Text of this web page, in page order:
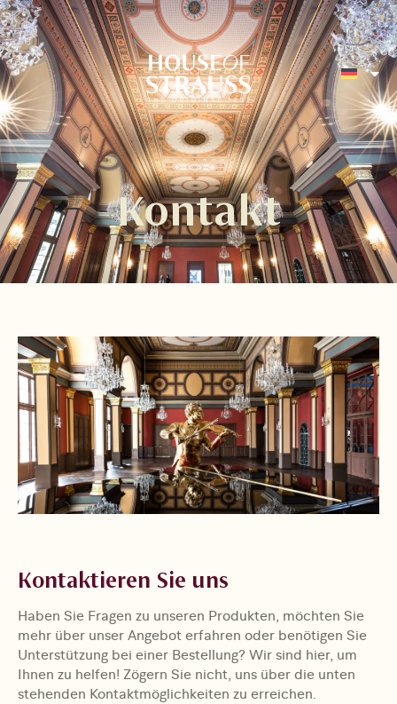
Kontakt
Kontaktieren Sie uns
Haben Sie Fragen zu unseren Produkten, möchten Sie
mehr über unser Angebot erfahren oder benötigen Sie
Unterstützung bei einer Bestellung? Wir sind hier, um
Ihnen zu helfen! Zögern Sie nicht, uns über die unten
stehenden Kontaktmöglichkeiten zu erreichen.